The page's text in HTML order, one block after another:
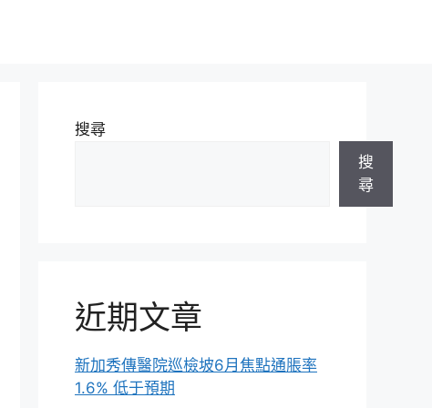
搜尋
搜
尋
近期文章
新加秀傳醫院巡檢坡6月焦點通脹率
1.6% 低于預期